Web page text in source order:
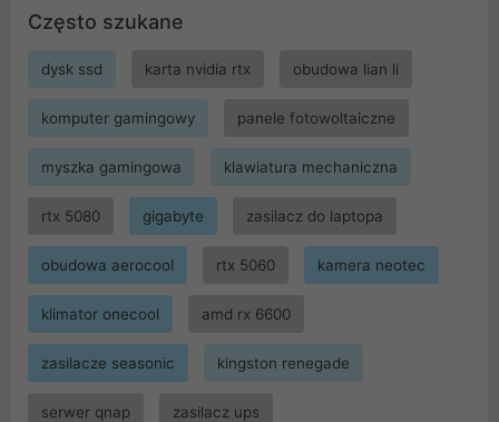
Często szukane
dysk ssd karta nvidia rtx obudowa lian li
komputer gamingowy panele fotowoltaiczne
myszka gamingowa klawiatura mechaniczna
rtx 5080 gigabyte zasilacz do laptopa
obudowa aerocool rtx 5060 kamera neotec
klimator onecool amd rx 6600
zasilacze seasonic kingston renegade
serwer qnap zasilacz ups